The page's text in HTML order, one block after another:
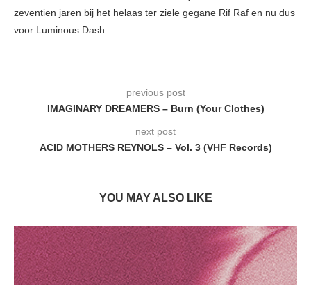
zeventien jaren bij het helaas ter ziele gegane Rif Raf en nu dus
voor Luminous Dash.
previous post
IMAGINARY DREAMERS – Burn (Your Clothes)
next post
ACID MOTHERS REYNOLS – Vol. 3 (VHF Records)
YOU MAY ALSO LIKE